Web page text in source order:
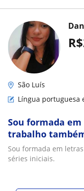
São Luís
Língua portuguesa
Sou formada
trabalho
Sou formada em
séries iniciais.